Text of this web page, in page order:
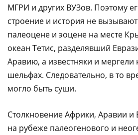
МГРИ и других ВУЗов. Поэтому
строение и история не
палеоцене и эоцене на месте
океан Тетис, разделявший
Аравию, а известняки и мергели
шельфах. Следовательно, в то
могло быть суши.
Столкновение Африки, Аравии и
на рубеже палеогенового и